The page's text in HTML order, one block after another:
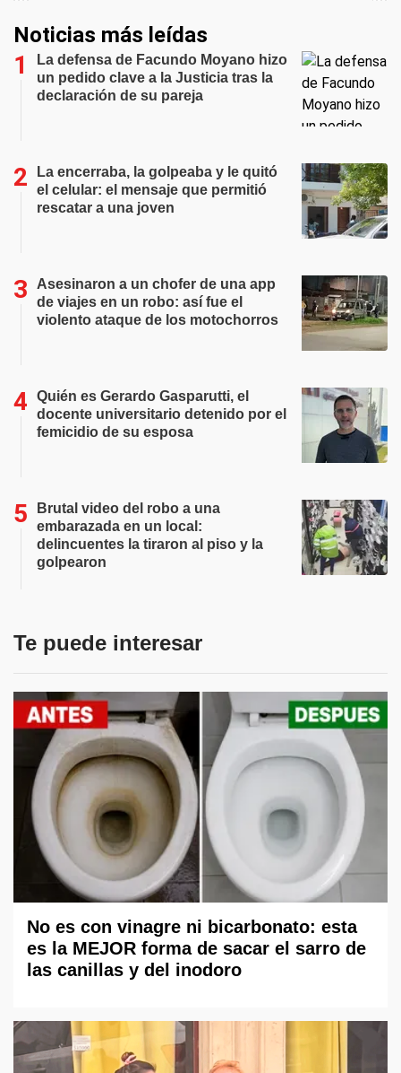
Noticias más leídas
La defensa de Facundo Moyano hizo
un pedido clave a la Justicia tras la
declaración de su pareja
La encerraba, la golpeaba y le quitó
el celular: el mensaje que permitió
rescatar a una joven
Asesinaron a un chofer de una app
de viajes en un robo: así fue el
violento ataque de los motochorros
Quién es Gerardo Gasparutti, el
docente universitario detenido por el
femicidio de su esposa
Brutal video del robo a una
embarazada en un local:
delincuentes la tiraron al piso y la
golpearon
Te puede interesar
No es con vinagre ni bicarbonato: esta
es la MEJOR forma de sacar el sarro de
las canillas y del inodoro